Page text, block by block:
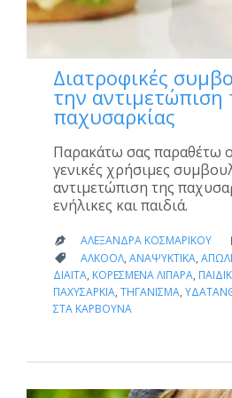
Διατροφικές
την αντιμετώπιση
παχυσαρκίας
Παρακάτω σας παραθέτω
γενικές χρήσιμες
αντιμετώπιση της
ενήλικες και παιδιά.
 ΑΛΕΞΆΝΔΡΑ ΚΟΣΜΑΡΊΚΟΥ
 CATEGORY
ΑΛΚΟΌΛ, ΑΝΑΨΥΚΤΙΚΆ,
ΔΊΑΙΤΑ, ΚΟΡΕΣΜΈΝΑ ΛΙΠΑΡΆ,
ΠΑΧΥΣΑΡΚΊΑ, ΤΗΓΆΝΙΣΜΑ,
ΣΤΑ ΚΆΡΒΟΥΝΑ